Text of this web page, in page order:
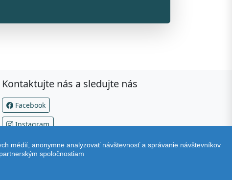
Kontaktujte nás a sledujte nás
Facebook
Instagram
médií, anonymne analyzovať návštevnosť a správanie návštevníkov
spoločnostiam